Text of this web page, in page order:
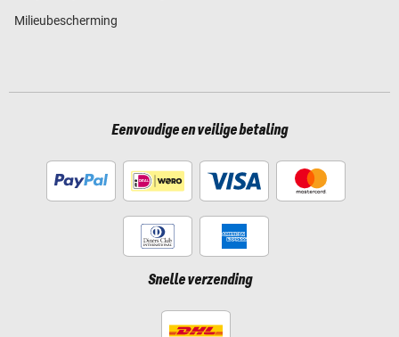
Milieubescherming
Eenvoudige en veilige betaling
Snelle verzending